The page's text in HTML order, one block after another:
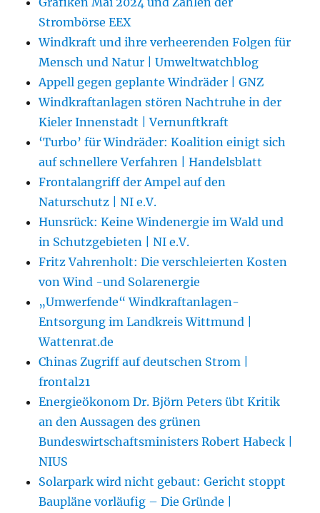
Strombörse EEX
Windkraft und ihre verheerenden Folgen für
Mensch und Natur | Umweltwatchblog
Appell gegen geplante Windräder | GNZ
Windkraftanlagen stören Nachtruhe in der
Kieler Innenstadt | Vernunftkraft
‘Turbo’ für Windräder: Koalition einigt sich
auf schnellere Verfahren | Handelsblatt
Frontalangriff der Ampel auf den
Naturschutz | NI e.V.
Hunsrück: Keine Windenergie im Wald und
in Schutzgebieten | NI e.V.
Fritz Vahrenholt: Die verschleierten Kosten
von Wind -und Solarenergie
„Umwerfende“ Windkraftanlagen-
Entsorgung im Landkreis Wittmund |
Wattenrat.de
Chinas Zugriff auf deutschen Strom |
frontal21
Energieökonom Dr. Björn Peters übt Kritik
an den Aussagen des grünen
Bundeswirtschaftsministers Robert Habeck |
NIUS
Solarpark wird nicht gebaut: Gericht stoppt
Baupläne vorläufig – Die Gründe |